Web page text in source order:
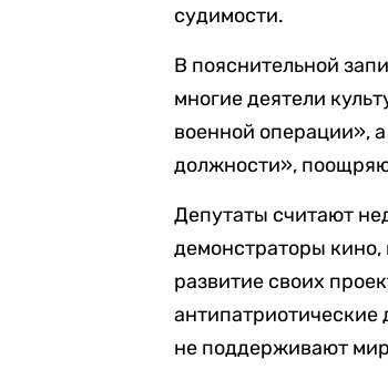
судимости.
В пояснительной
многие деятели
военной операции»,
должности»,
Депутаты считают
демонстраторы
развитие своих
антипатриотические
не поддерживают